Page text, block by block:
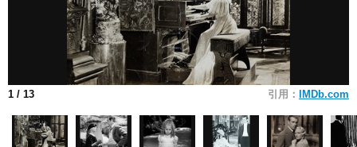
1 / 13 引用： IMDb.com